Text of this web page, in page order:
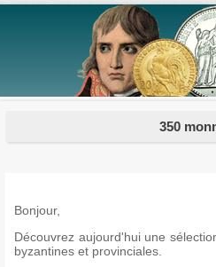
350
Bonjour,
Découvrez aujourd'hui une
byzantines et provinciales.